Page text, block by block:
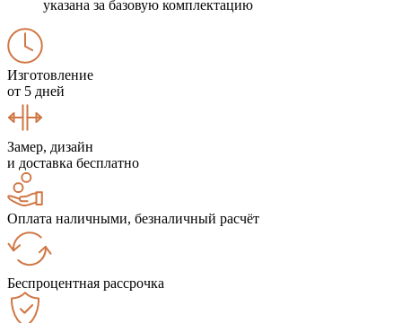
указана за базовую комплектацию
Изготовление
от 5 дней
Замер, дизайн
и доставка бесплатно
Оплата наличными, безналичный расчёт
Беспроцентная рассрочка